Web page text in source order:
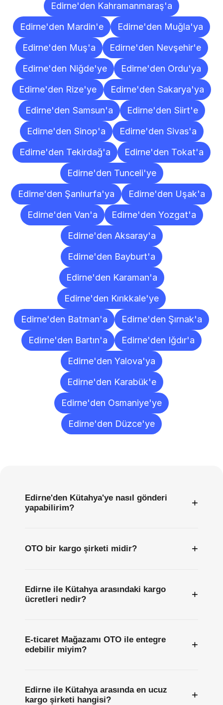
Edirne'den Kahramanmaraş'a
Edirne'den Mardin'e
Edirne'den Muğla'ya
Edirne'den Muş'a
Edirne'den Nevşehir'e
Edirne'den Niğde'ye
Edirne'den Ordu'ya
Edirne'den Rize'ye
Edirne'den Sakarya'ya
Edirne'den Samsun'a
Edirne'den Siirt'e
Edirne'den Sinop'a
Edirne'den Sivas'a
Edirne'den Tekirdağ'a
Edirne'den Tokat'a
Edirne'den Tunceli'ye
Edirne'den Şanlıurfa'ya
Edirne'den Uşak'a
Edirne'den Van'a
Edirne'den Yozgat'a
Edirne'den Aksaray'a
Edirne'den Bayburt'a
Edirne'den Karaman'a
Edirne'den Kırıkkale'ye
Edirne'den Batman'a
Edirne'den Şırnak'a
Edirne'den Bartın'a
Edirne'den Iğdır'a
Edirne'den Yalova'ya
Edirne'den Karabük'e
Edirne'den Osmaniye'ye
Edirne'den Düzce'ye
Edirne'den Kütahya'ye nasıl gönderi
yapabilirim?
+
OTO bir kargo şirketi midir? +
Edirne ile Kütahya arasındaki kargo
ücretleri nedir?
+
E-ticaret Mağazamı OTO ile entegre
edebilir miyim?
+
Edirne ile Kütahya arasında en ucuz
kargo şirketi hangisi?
+